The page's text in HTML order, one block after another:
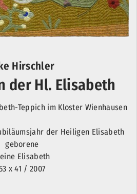
Hirschler
der Hl. Elisabeth
Teppich im Kloster Wienhausen
der Heiligen Elisabeth
geborene
Elisabeth
x 41 / 2007